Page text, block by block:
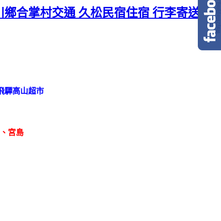
合掌村交通 久松民宿住宿 行李寄送 日
驒高山超市
宮島